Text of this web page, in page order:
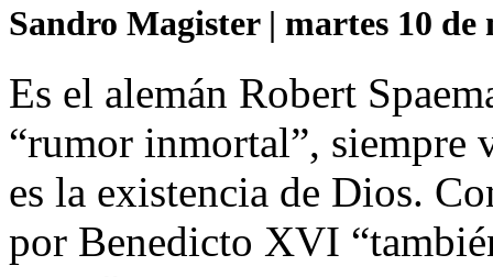
Sandro Magister | martes 10
Es el alemán Robert
“rumor inmortal”, siempre
es la existencia de Dios.
por Benedicto XVI